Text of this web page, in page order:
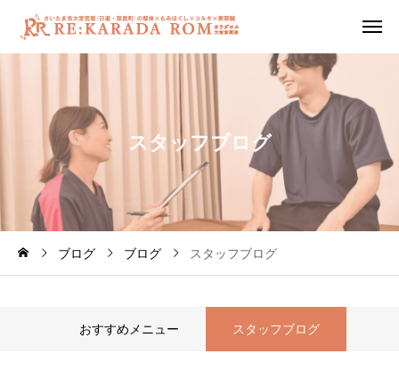
ス タ ッ フ ブロ グ
ブログ ブログ スタッフブログ
おすすめメニュー スタッフブログ